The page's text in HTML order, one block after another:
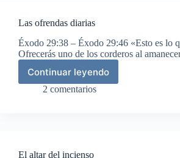
Las ofrendas diarias
Éxodo 29:38 – Éxodo 29:46 «Esto es lo
Ofrecerás uno de los corderos al
Continuar leyendo
Las
ofrendas
2 comentarios
El altar del incienso